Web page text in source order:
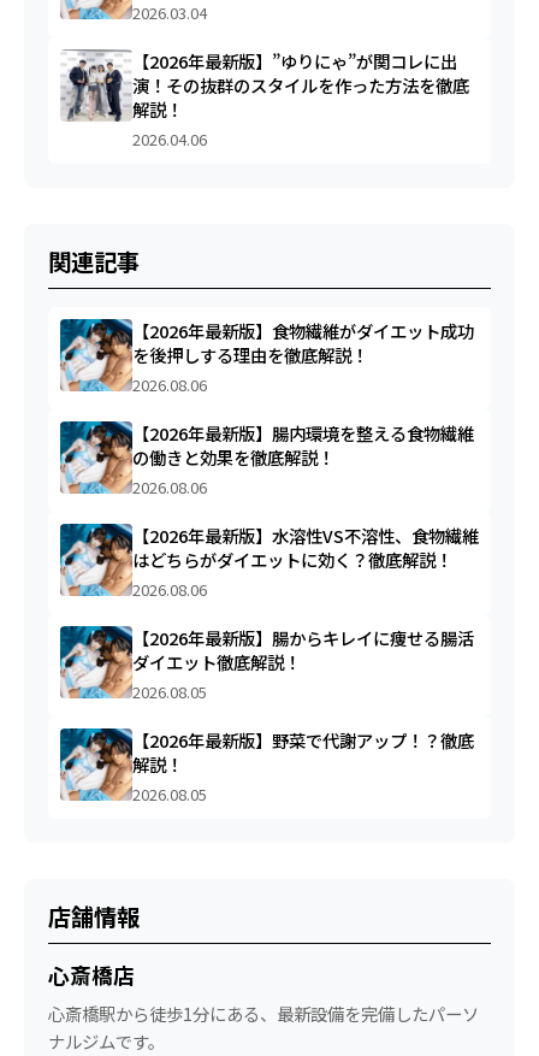
2026.03.04
【2026年最新版】”ゆりにゃ”が関コレに出
演！その抜群のスタイルを作った方法を徹底
解説！
2026.04.06
関連記事
【2026年最新版】食物繊維がダイエット成功
を後押しする理由を徹底解説！
2026.08.06
【2026年最新版】腸内環境を整える食物繊維
の働きと効果を徹底解説！
2026.08.06
【2026年最新版】水溶性VS不溶性、食物繊維
はどちらがダイエットに効く？徹底解説！
2026.08.06
【2026年最新版】腸からキレイに痩せる腸活
ダイエット徹底解説！
2026.08.05
【2026年最新版】野菜で代謝アップ！？徹底
解説！
2026.08.05
店舗情報
心斎橋店
心斎橋駅から徒歩1分にある、最新設備を完備したパーソ
ナルジムです。